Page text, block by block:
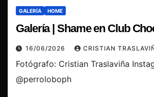
GALERÍA HOME
Galería | Shame en Club
16/06/2026 CRISTIAN
Fotógrafo: Cristian Traslaviña
@perroloboph